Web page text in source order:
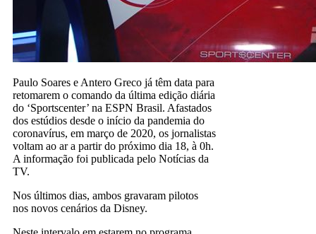
Paulo Soares e Antero Greco já têm data para
retomarem o comando da última edição diária
do ‘Sportscenter’ na ESPN Brasil. Afastados
dos estúdios desde o início da pandemia do
coronavírus, em março de 2020, os jornalistas
voltam ao ar a partir do próximo dia 18, à 0h.
A informação foi publicada pelo Notícias da
TV.
Nos últimos dias, ambos gravaram pilotos
nos novos cenários da Disney.